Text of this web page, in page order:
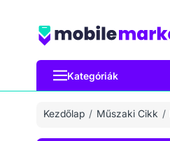
Kategóriák
Kezdőlap Műszaki Cikk